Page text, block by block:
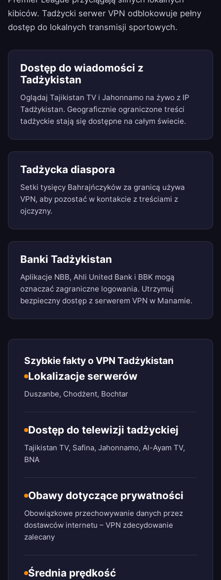
kibiców. Tadżycki serwer VPN odblokowuje pełny
dostęp do lokalnych transmisji sportowych.
Dostęp do wiadomości z
Tadżykistan
Oglądaj Tajikistan TV i Jahonnamo na żywo z IP
Tadżykistan. Geograficznie ograniczone treści
tadżyckie stają się dostępne na całym świecie.
Tadżycka diaspora
Setki tysięcy Bahrajńczyków za granicą używa
VPN, aby pozostać w kontakcie z treściami z
ojczyzny.
Banki Tadżykistan
Aplikacje NBB, Ahli United Bank i BBK mogą
oznaczać zagraniczne logowania. Utrzymuj
bezpieczny dostęp z serwerem VPN w Manamie.
Szybkie fakty o VPN Tadżykistan
Lokalizacje serwerów
Duszanbe, Chodżent, Bochtar
Dostęp do telewizji tadżyckiej
Tajikistan TV, Safina, Jahonnamo, Al-Ayam TV,
BNA
Obawy dotyczące prywatności
Obowiązkowe przechowywanie danych przez
dostawców internetu – VPN zdecydowanie
zalecany
Średnia prędkość